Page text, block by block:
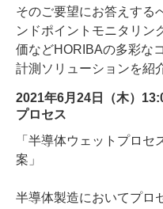
そのご要望にお答えする
ンドポイントモニタリン
価などHORIBAの多彩な
計測ソリューションを紹
2021年6月24日（木）
プロセス
「半導体ウェットプロ
案」
半導体製造においてプロ